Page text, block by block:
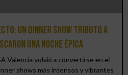
un Dinner Show Tributo a
una noche épica
Valencia volvió a convertirse en el
shows más intensos y vibrantes